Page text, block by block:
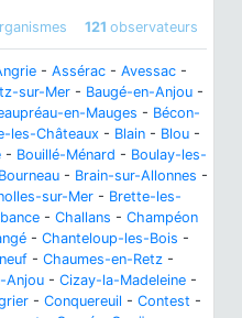
121 observateurs
- Assérac - Avessac -
sur-Mer - Baugé-en-Anjou -
en-Mauges - Bécon-
les-Châteaux - Blain - Blou -
- Bouillé-Ménard - Boulay-les-
Bourneau - Brain-sur-Allonnes -
sur-Mer - Brette-les-
- Challans - Champéon
- Chanteloup-les-Bois -
- Chaumes-en-Retz -
Anjou - Cizay-la-Madeleine -
- Conquereuil - Contest -